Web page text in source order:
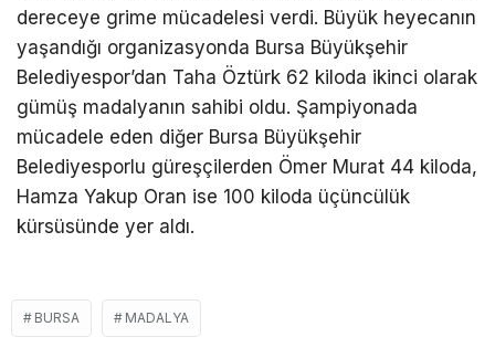
dereceye grime mücadelesi verdi. Büyük heyecanın
yaşandığı organizasyonda Bursa Büyükşehir
Belediyespor’dan Taha Öztürk 62 kiloda ikinci olarak
gümüş madalyanın sahibi oldu. Şampiyonada
mücadele eden diğer Bursa Büyükşehir
Belediyesporlu güreşçilerden Ömer Murat 44 kiloda,
Hamza Yakup Oran ise 100 kiloda üçüncülük
kürsüsünde yer aldı.
BURSA MADALYA